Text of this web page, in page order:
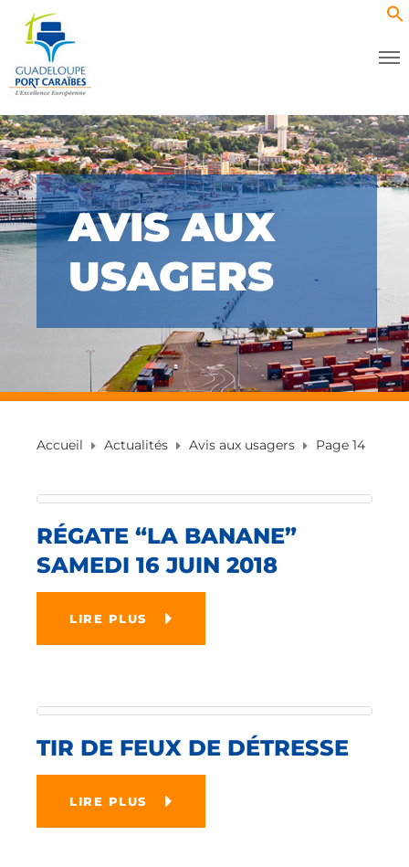
AVIS AUX
USAGERS
Accueil Actualités Avis aux usagers Page 14
RÉGATE “LA BANANE”
SAMEDI 16 JUIN 2018
LIRE PLUS
TIR DE FEUX DE DÉTRESSE
LIRE PLUS